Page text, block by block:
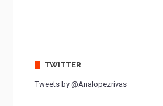
TWITTER
Tweets by @Analopezrivas